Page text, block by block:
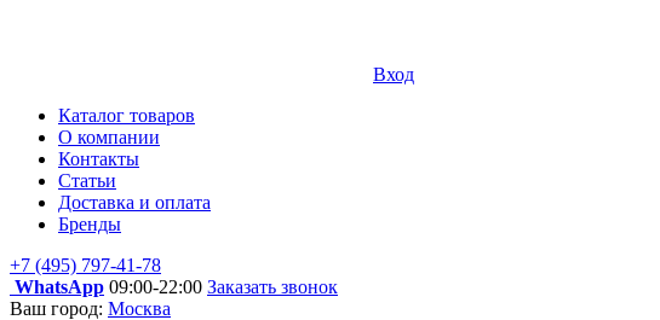
Вход
Каталог товаров
О компании
Контакты
Статьи
Доставка и оплата
Бренды
+7 (495) 797-41-78
WhatsApp 09:00-22:00 Заказать звонок
Ваш город: Москва